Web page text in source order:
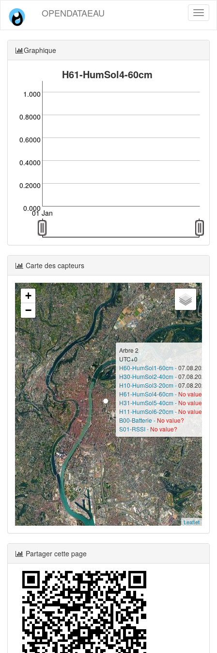
OPENDATAEAU
Graphique
H61-HumSol4-60cm
0.000
0.2000
0.4000
0.6000
0.8000
1.000
01 Jan
Carte des capteurs
Arbre 2
UTC+0
H60-HumSol1-60cm -07.08.2026
H30-HumSol2-40cm -07.08.2026
H10-HumSol3-20cm -07.08.2026
H61-HumSol4-60cm -No value?
H31-HumSol5-40cm - No value?
H11-HumSol6-20cm -No value?
B00-Batterie -No value?
S01-RSSI -No value?
+
−
Leaflet
Partager cette page